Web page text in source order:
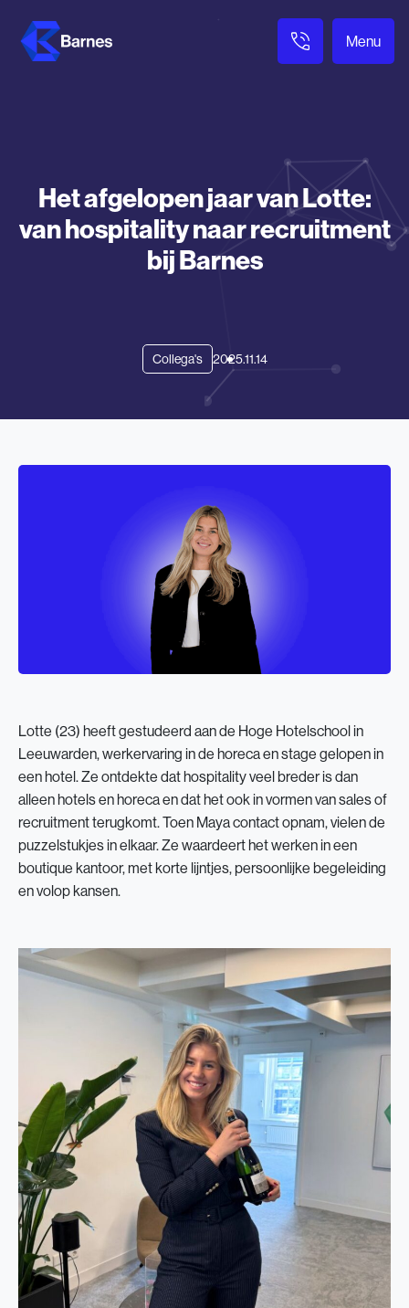
Menu
Het afgelopen jaar van Lotte:
van hospitality naar recruitment
bij Barnes
Collega's 2025.11.14
Lotte (23) heeft gestudeerd aan de Hoge Hotelschool in
Leeuwarden, werkervaring in de horeca en stage gelopen in
een hotel. Ze ontdekte dat hospitality veel breder is dan
alleen hotels en horeca en dat het ook in vormen van sales of
recruitment terugkomt. Toen Maya contact opnam, vielen de
puzzelstukjes in elkaar. Ze waardeert het werken in een
boutique kantoor, met korte lijntjes, persoonlijke begeleiding
en volop kansen.